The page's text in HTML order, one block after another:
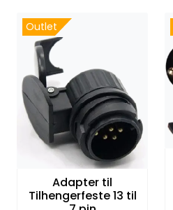
Outlet
Adapter til
Tilhengerfeste 13 til
VVS
Motor/Styring
Fortøyning
Fritid/Sikkerhet